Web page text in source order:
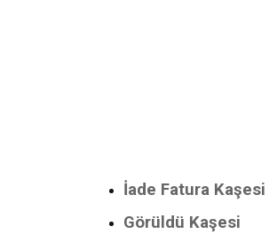
İade Fatura Kaşesi
Görüldü Kaşesi